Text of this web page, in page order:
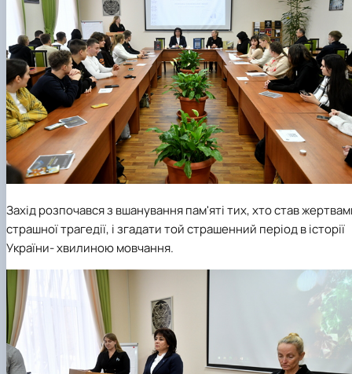
Захід розпочався з вшанування пам'яті тих, хто став
страшної трагедії, і згадати той страшенний період в історії
України- хвилиною мовчання.